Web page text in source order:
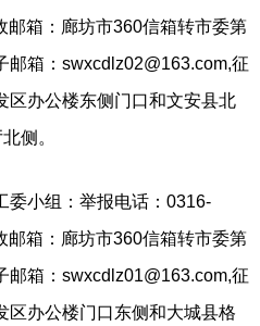
邮箱：廊坊市360信箱转市委第
箱： swxcdlz02@163.com,征
区办公楼东侧门口和文安县北
侧。
小组：举报电话：0316-
邮箱：廊坊市360信箱转市委第
箱： swxcdlz01@163.com,征
区办公楼门口东侧和大城县格